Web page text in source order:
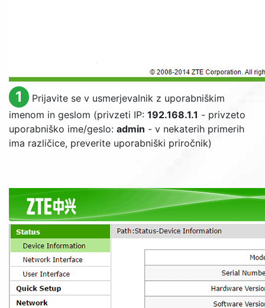
1
Prijavite se v usmerjevalnik z uporabniškim
imenom in geslom (privzeti IP: 192.168.1.1 - privzeto
uporabniško ime/geslo: admin - v nekaterih primerih
ima različice, preverite uporabniški priročnik)